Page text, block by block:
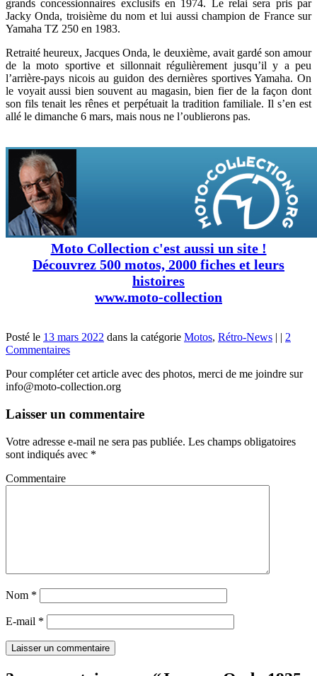
grands concessionnaires exclusifs en 1974. Le relai sera pris par
Jacky Onda, troisième du nom et lui aussi champion de France sur
Yamaha TZ 250 en 1983.
Retraité heureux, Jacques Onda, le deuxième, avait gardé son amour
de la moto sportive et sillonnait régulièrement jusqu’il y a peu
l’arrière-pays nicois au guidon des dernières sportives Yamaha. On
le voyait aussi bien souvent au magasin, bien fier de la façon dont
son fils tenait les rênes et perpétuait la tradition familiale. Il s’en est
allé le dimanche 6 mars, mais nous ne l’oublierons pas.
Moto Collection c'est aussi un site !
Découvrez 500 motos, 2000 fiches et leurs
histoires
www.moto-collection
Posté le 13 mars 2022 dans la catégorie Motos, Rétro-News | | 2
Commentaires
Pour compléter cet article avec des photos, merci de me joindre sur
info@moto-collection.org
Laisser un commentaire
Votre adresse e-mail ne sera pas publiée. Les champs obligatoires
sont indiqués avec *
Commentaire
Nom *
E-mail *